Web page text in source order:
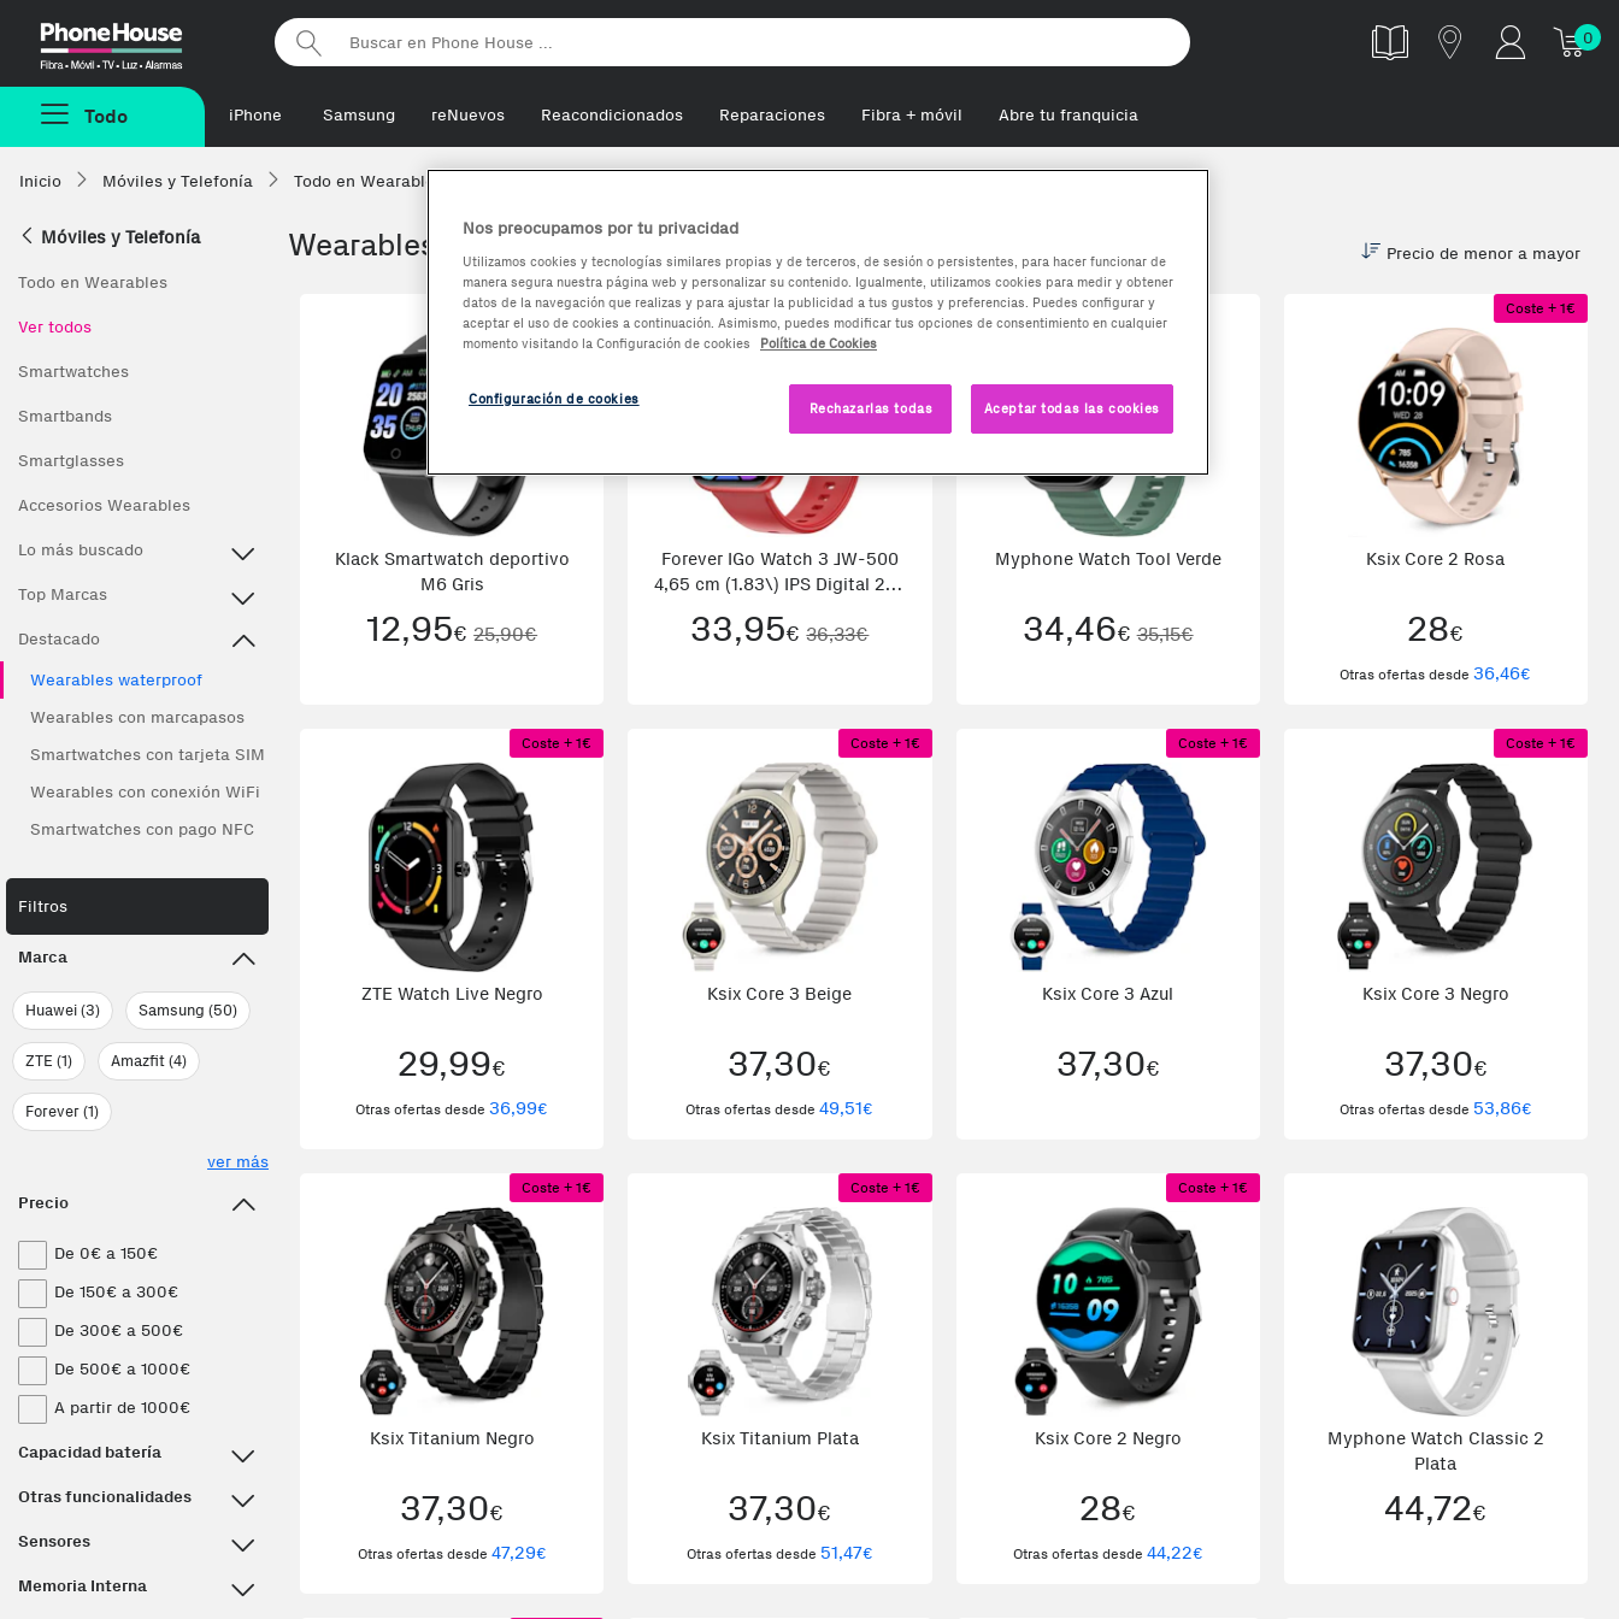
Phonehouse
0
Todo iPhone Samsung reNuevos Reacondicionados Reparaciones Fibra + móvil Abre tu franquicia
Inicio Móviles y Telefonía Todo en Wearables
Móviles y Telefonía
Todo en Wearables
Ver todos
Smartwatches
Smartbands
Smartglasses
Accesorios Wearables
Lo más buscado
Top Marcas
Destacado
Wearables waterproof
Wearables con marcapasos
Smartwatches con tarjeta SIM
Wearables con conexión WiFi
Smartwatches con pago NFC
Filtros
Marca
Huawei (3) Samsung (50)
ZTE (1) Amazfit (4)
Forever (1)
ver más
Precio
De 0€ a 150€
De 150€ a 300€
De 300€ a 500€
De 500€ a 1000€
A partir de 1000€
Capacidad batería
Otras funcionalidades
Sensores
Memoria Interna
Wearables resistentes al agua Precio de menor a mayor
Klack Smartwatch deportivo
M6 Gris
12,95€ 25,90€
Forever IGo Watch 3 JW-500
4,65 cm (1.83\) IPS Digital 240
Rojo
33,95€ 36,33€
Myphone Watch Tool Verde
34,46€ 35,15€
Coste + 1€
Ksix Core 2 Rosa
28€
Otras ofertas desde36,46€
Coste + 1€
ZTE Watch Live Negro
29,99€
Otras ofertas desde36,99€
Coste + 1€
Ksix Core 3 Beige
37,30€
Otras ofertas desde49,51€
Coste + 1€
Ksix Core 3 Azul
37,30€
Coste + 1€
Ksix Core 3 Negro
37,30€
Otras ofertas desde 53,86€
Coste + 1€
Ksix Titanium Negro
37,30€
Otras ofertas desde 47,29€
Coste + 1€
Ksix Titanium Plata
37,30€
Otras ofertas desde 51,47€
Coste + 1€
Ksix Core 2 Negro
28€
Otras ofertas desde 44,22€
Myphone Watch Classic 2
Plata
44,72€
Nos preocupamos por tu privacidad
Utilizamos cookies y tecnologías similares propias y de terceros, de sesión o persistentes, para hacer funcionar de
manera segura nuestra página web y personalizar su contenido. Igualmente, utilizamos cookies para medir y obtener
datos de la navegación que realizas y para ajustar la publicidad a tus gustos y preferencias. Puedes configurar y
aceptar el uso de cookies a continuación. Asimismo, puedes modificar tus opciones de consentimiento en cualquier
momento visitando la Configuración de cookies
Política de Cookies
Rechazarlas todas Aceptar todas las cookies
Configuración de cookies